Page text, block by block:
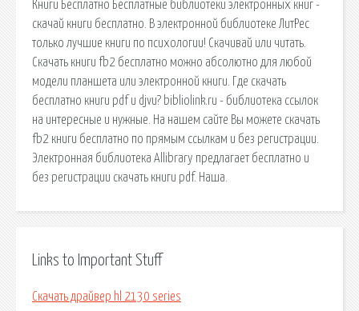
Книги Бесплатно Бесплатные библиотеки электронных книг -
скачай книги бесплатно. В электронной библиотеке ЛитРес
только лучшие книги по психологии! Скачивай или читать.
Cкачать книги fb2 бесплатно можно абсолютно для любой
модели планшета или электронной книги. Где скачать
бесплатно книги pdf и djvu? bibliolink.ru - библиотека ссылок
на интересные и нужные. На нашем сайте Вы можете скачать
fb2 книги бесплатно по прямым ссылкам и без регистрации.
Электронная библиотека Allibrary предлагает бесплатно и
без регистрации скачать книги pdf. Наша.
Links to Important Stuff
Скачать драйвер hl 2130 series